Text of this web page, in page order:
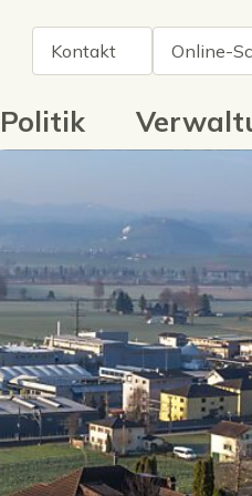
Kontakt Online-
Politik Verwaltung